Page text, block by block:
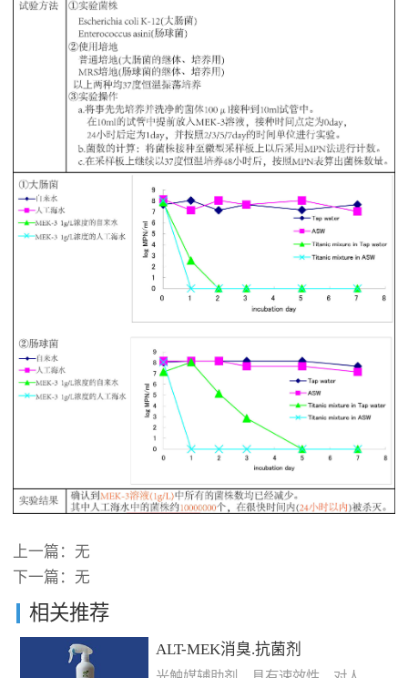
上一篇：无
下一篇：无
相关推荐
ALT-MEK消臭.抗菌剂